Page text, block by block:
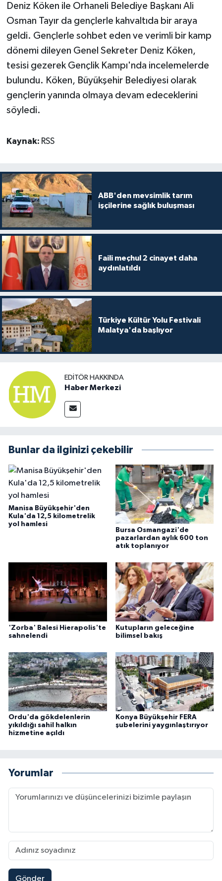
Deniz Köken ile Orhaneli Belediye Başkanı Ali
Osman Tayır da gençlerle kahvaltıda bir araya
geldi. Gençlerle sohbet eden ve verimli bir kamp
dönemi dileyen Genel Sekreter Deniz Köken,
tesisi gezerek Gençlik Kampı'nda incelemelerde
bulundu. Köken, Büyükşehir Belediyesi olarak
gençlerin yanında olmaya devam edeceklerini
söyledi.
Kaynak: RSS
ABB'den mevsimlik tarım
işçilerine sağlık buluşması
Faili meçhul 2 cinayet daha
aydınlatıldı
Türkiye Kültür Yolu Festivali
Malatya'da başlıyor
EDITÖR HAKKINDA
Haber Merkezi
Bunlar da ilginizi çekebilir
Manisa Büyükşehir'den
Kula'da 12,5 kilometrelik
yol hamlesi
Bursa Osmangazi'de
pazarlardan aylık 600 ton
atık toplanıyor
'Zorba' Balesi Hierapolis'te
sahnelendi
Kutupların geleceğine
bilimsel bakış
Ordu'da gökdelenlerin
yıkıldığı sahil halkın
hizmetine açıldı
Konya Büyükşehir FERA
şubelerini yaygınlaştırıyor
Yorumlar
Gönder